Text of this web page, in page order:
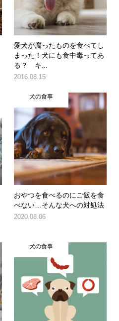
愛犬が腐ったものを食べてし
まった！犬にも食中毒ってあ
る？ キ...
2016.08.15
犬の食事
おやつを食べるのにご飯を食
べない…そんな犬への対処法
2020.08.06
犬の食事